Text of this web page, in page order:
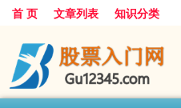
首 页 文章列表 知识分类